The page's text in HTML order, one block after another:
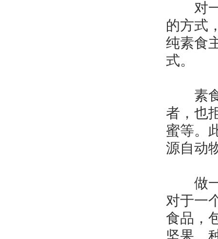
对一
的方式
纯素食
式。
素食
者，也
蜜等。
源自动
做一
对于一
食品，
坚果、